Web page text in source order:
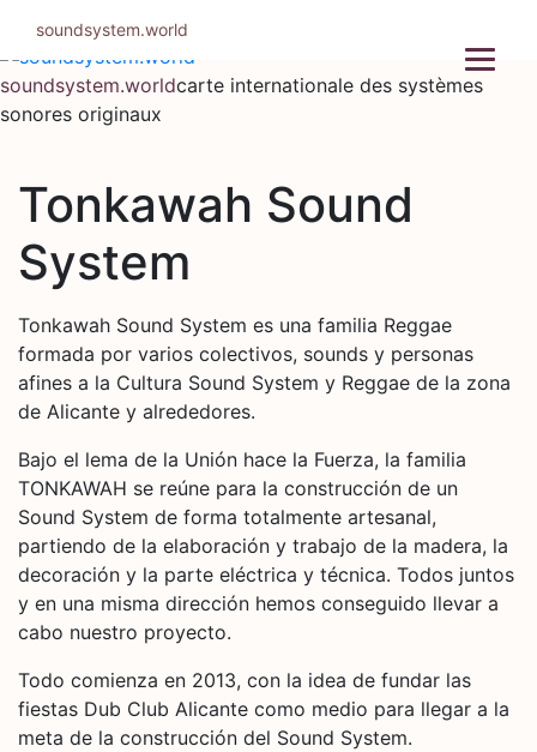
contenu
soundsystem.worldcarte internationale des systèmes
sonores originaux
Tonkawah Sound
System
Tonkawah Sound System es una familia Reggae
formada por varios colectivos, sounds y personas
afines a la Cultura Sound System y Reggae de la zona
de Alicante y alrededores.
Bajo el lema de la Unión hace la Fuerza, la familia
TONKAWAH se reúne para la construcción de un
Sound System de forma totalmente artesanal,
partiendo de la elaboración y trabajo de la madera, la
decoración y la parte eléctrica y técnica. Todos juntos
y en una misma dirección hemos conseguido llevar a
cabo nuestro proyecto.
Todo comienza en 2013, con la idea de fundar las
fiestas Dub Club Alicante como medio para llegar a la
meta de la construcción del Sound System.
soundsystem.world